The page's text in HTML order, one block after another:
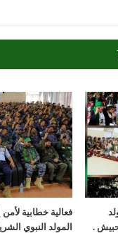
.
فعالية خطابية
المولد النبوي